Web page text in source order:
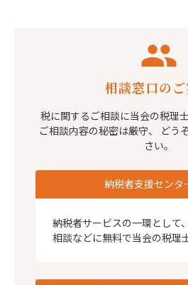
相談窓口の
税に関するご相談に当会の税理
ご相談内容の秘密は厳守、 どう
さい。
納税者支援センタ
納税者サービスの一環として
相談などに無料で当会の税理